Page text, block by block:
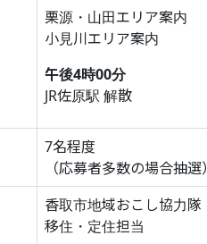
栗源・山田エリア案内
小見川エリア案内
午後4時00分
JR佐原駅 解散
7名程度
（応募者多数の場合抽選）
香取市地域おこし協力隊
移住・定住担当